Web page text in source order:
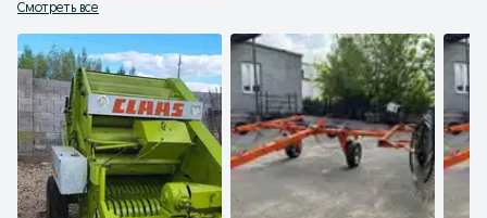
Смотреть все